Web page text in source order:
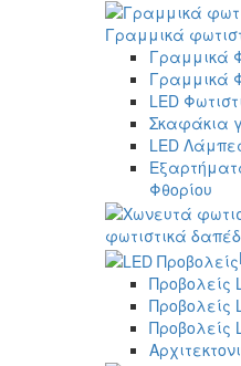
Γραμμικά
Γραμμικά
Γραμμικά
LED
Σκαφάκια
LED
Φθορίου
φωτιστικά
Προβολείς
Προβολείς
Προβολείς